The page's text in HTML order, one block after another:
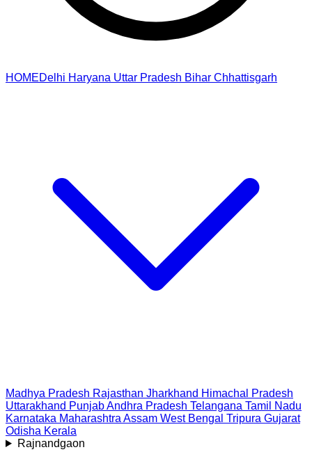
HOMEDelhi Haryana Uttar Pradesh Bihar Chhattisgarh
Madhya Pradesh Rajasthan Jharkhand Himachal Pradesh
Uttarakhand PunjabAndhra Pradesh Telangana Tamil Nadu
Karnataka Maharashtra Assam West Bengal Tripura Gujarat
Odisha Kerala
Rajnandgaon